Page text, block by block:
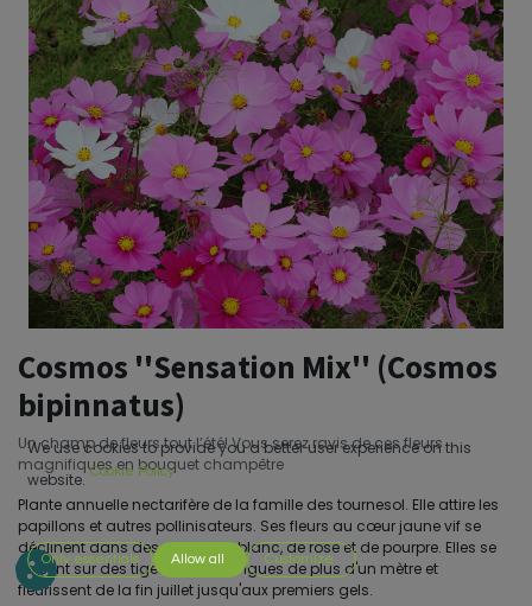
Cosmos ''Sensation Mix'' (Cosmos
bipinnatus)
Un champ de fleurs tout l’été! Vous serez ravis de ces fleurs
magnifiques en bouquet champêtre
Plante annuelle nectarifère de la famille des tournesol. Elle attire les
papillons et autres pollinisateurs. Ses fleurs au cœur jaune vif se
déclinent dans des coloris de blanc, de rose et de pourpre. Elles se
hissent sur des tiges parfois longues de plus d'un mètre et
fleurissent de la fin juillet jusqu'aux premiers gels.
We use cookies to provide you a better user experience on this
website. Cookie Policy
Only essentials Allow all Customize